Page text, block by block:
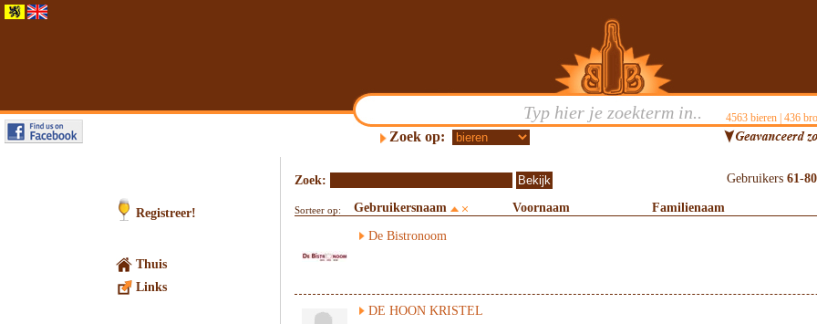
4563bieren | 436
Zoek op:
Registreer!
Thuis
Links
Zoek: Gebruikers 61-80
Sorteer op: Gebruikersnaam Voornaam Familienaam
De Bistronoom
DE HOON KRISTEL